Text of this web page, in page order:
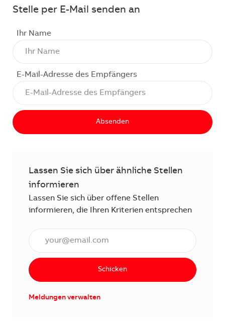
Stelle per E-Mail senden an
Ihr Name
E-Mail-Adresse des Empfängers
Absenden
Lassen Sie sich über ähnliche Stellen
informieren
Lassen Sie sich über offene Stellen
informieren, die Ihren Kriterien entsprechen
Schicken
Meldungen verwalten